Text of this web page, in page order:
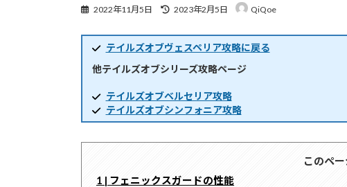
2022年11月5日
最
新
日
時
2023年2月5日 QiQoe
テイルズオブヴェスペリア攻略に戻る
他テイルズオブシリーズ攻略ページ
テイルズオブベルセリア攻略
テイルズオブシンフォニア攻略
このペ
1 | フェニックスガードの性能